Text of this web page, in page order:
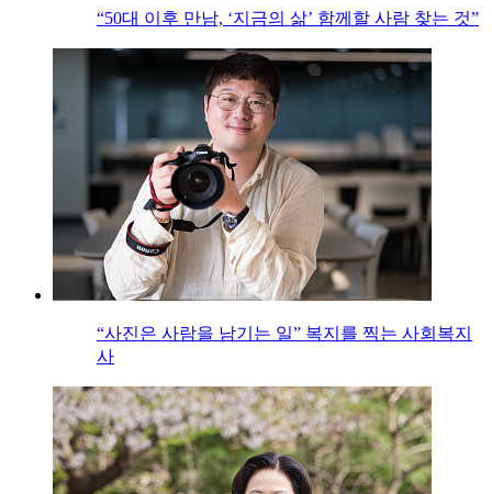
“50대 이후 만남, ‘지금의 삶’ 함께할 사람 찾는 것”
“사진은 사람을 남기는 일” 복지를 찍는 사회복지
사